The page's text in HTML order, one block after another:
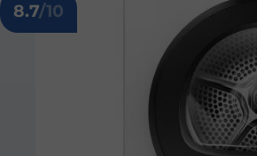
8.7/10